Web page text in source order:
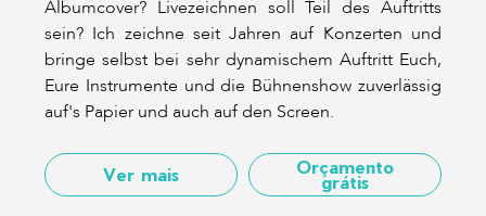
Albumcover? Livezeichnen soll Teil des Auftritts
sein? Ich zeichne seit Jahren auf Konzerten und
bringe selbst bei sehr dynamischem Auftritt Euch,
Eure Instrumente und die Bühnenshow zuverlässig
auf's Papier und auch auf den Screen.
Ver mais Orçamento
grátis